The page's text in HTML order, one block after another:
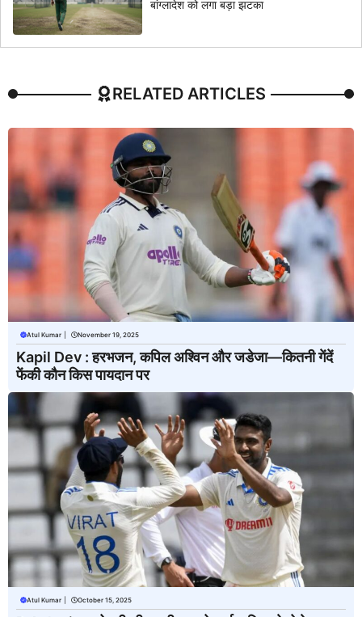
बांग्लादेश को लगा बड़ा झटका
RELATED ARTICLES
Atul Kumar November 19, 2025
Kapil Dev : हरभजन, कपिल अश्विन और जडेजा—कितनी गेंदें
फेंकी कौन किस पायदान पर
Atul Kumar October 15, 2025